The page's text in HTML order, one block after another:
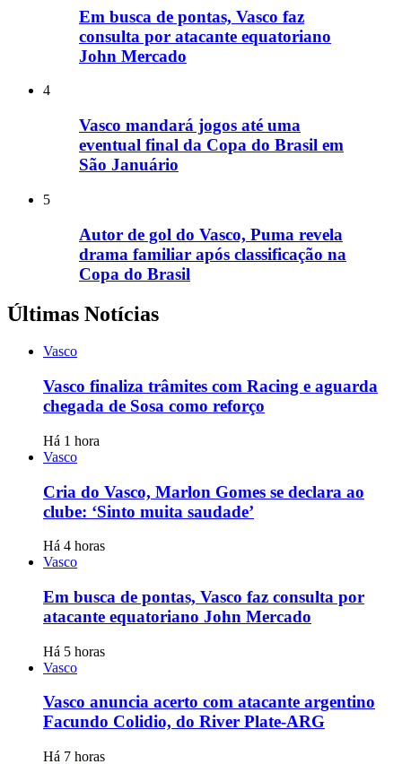
Em busca de pontas, Vasco faz
consulta por atacante equatoriano
John Mercado
4
Vasco mandará jogos até uma
eventual final da Copa do Brasil em
São Januário
5
Autor de gol do Vasco, Puma revela
drama familiar após classificação na
Copa do Brasil
Últimas Notícias
Vasco
Vasco finaliza trâmites com Racing e aguarda
chegada de Sosa como reforço
Há 1 hora
Vasco
Cria do Vasco, Marlon Gomes se declara ao
clube: ‘Sinto muita saudade’
Há 4 horas
Vasco
Em busca de pontas, Vasco faz consulta por
atacante equatoriano John Mercado
Há 5 horas
Vasco
Vasco anuncia acerto com atacante argentino
Facundo Colidio, do River Plate-ARG
Há 7 horas